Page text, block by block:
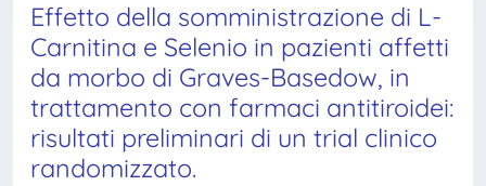
Effetto della somministrazione di L-
Carnitina e Selenio in pazienti affetti
da morbo di Graves-Basedow, in
trattamento con farmaci antitiroidei:
risultati preliminari di un trial clinico
randomizzato.